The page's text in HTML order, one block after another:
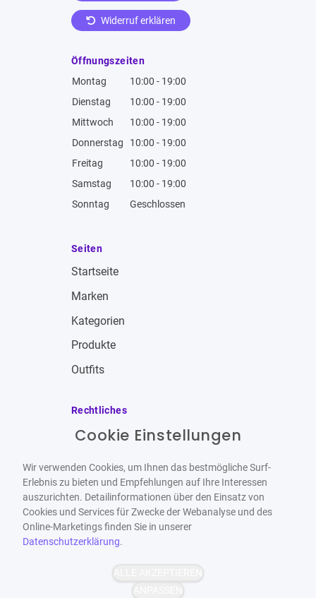
Widerruf erklären
Öffnungszeiten
Montag
10:00 - 19:00
Dienstag
10:00 - 19:00
Mittwoch
10:00 - 19:00
Donnerstag
10:00 - 19:00
Freitag
10:00 - 19:00
Samstag
10:00 - 19:00
Sonntag
Geschlossen
Seiten
Startseite
Marken
Kategorien
Produkte
Outfits
Rechtliches
Impressum
Datenschutzbestimmungen
Widerrufsbelehrung
Barrierefrei Bereitgestellt von
Cookie Einstellungen
Wir verwenden Cookies, um Ihnen das bestmögliche Surf-
Erlebnis zu bieten und Empfehlungen auf Ihre Interessen
auszurichten. Detailinformationen über den Einsatz von
Cookies und Services für Zwecke der Webanalyse und des
Online-Marketings finden Sie in unserer
Datenschutzerklärung.
ALLE AKZEPTIEREN
ANPASSEN